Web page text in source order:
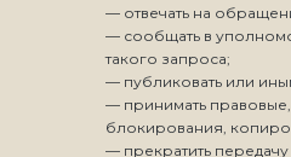
— отвечать на
— сообщать в
такого запроса;
— публиковать или
— принимать
блокирования,
— прекратить